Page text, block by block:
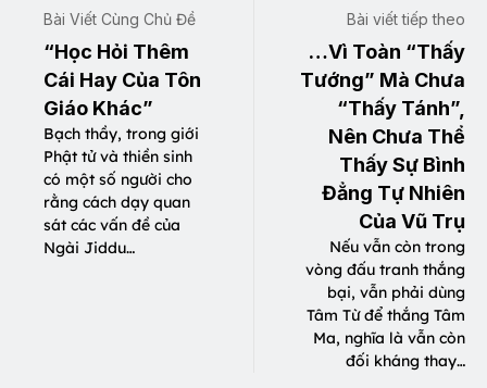
Bài Viết Cùng Chủ Đề
“Học Hỏi Thêm
Cái Hay Của Tôn
Giáo Khác”
Bạch thầy, trong giới
Phật tử và thiền sinh
có một số người cho
rằng cách dạy quan
sát các vấn đề của
Ngài Jiddu…
Bài viết tiếp theo
…Vì Toàn “Thấy
Tướng” Mà Chưa
“Thấy Tánh”,
Nên Chưa Thể
Thấy Sự Bình
Đẳng Tự Nhiên
Của Vũ Trụ
Nếu vẫn còn trong
vòng đấu tranh thắng
bại, vẫn phải dùng
Tâm Từ để thắng Tâm
Ma, nghĩa là vẫn còn
đối kháng thay…